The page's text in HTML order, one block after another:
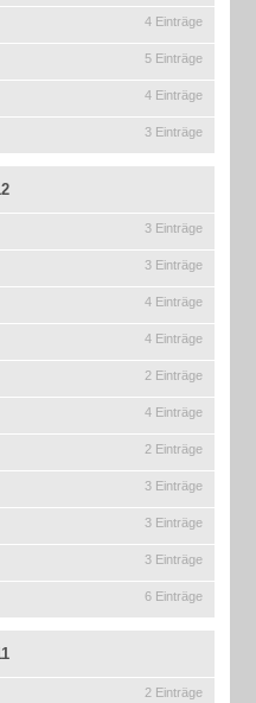
4 Einträge
5 Einträge
4 Einträge
3 Einträge
3 Einträge
3 Einträge
4 Einträge
4 Einträge
2 Einträge
4 Einträge
2 Einträge
3 Einträge
3 Einträge
3 Einträge
6 Einträge
2 Einträge